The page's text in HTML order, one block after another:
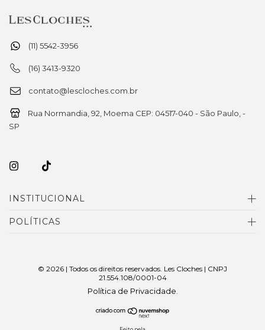
(11) 5542-3956
(16) 3413-9320
contato@lescloches.com.br
Rua Normandia, 92, Moema CEP: 04517-040 - São Paulo, -
SP
INSTITUCIONAL
POLÍTICAS
© 2026 | Todos os direitos reservados. Les Cloches | CNPJ
21.554.108/0001-04
Política de Privacidade